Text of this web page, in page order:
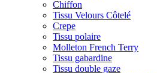
Chiffon
Tissu Velours Côtelé
Crepe
Tissu polaire
Molleton French Terry
Tissu gabardine
Tissu double gaze